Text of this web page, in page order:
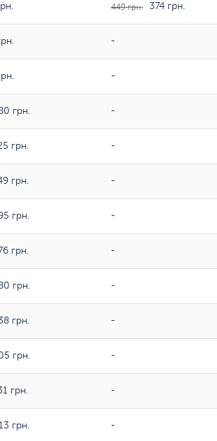
449 грн. 374 грн.
-
-
грн. -
грн. -
грн. -
грн. -
грн. -
грн. -
грн. -
грн. -
грн. -
грн. -